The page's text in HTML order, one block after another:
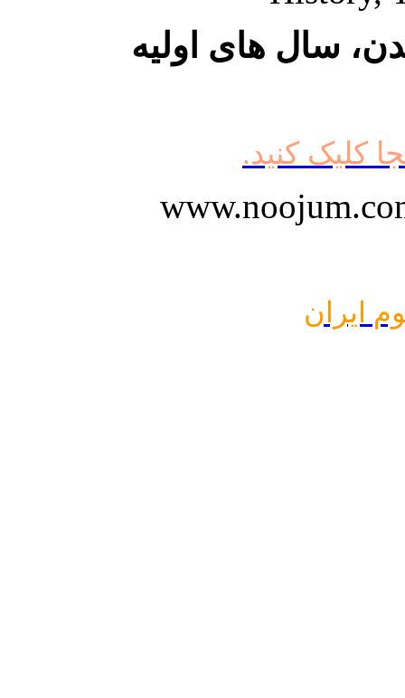
سال های اولیه
کلیک کنید.
ایران